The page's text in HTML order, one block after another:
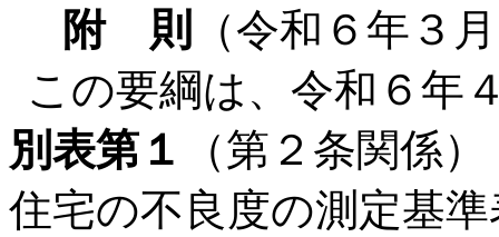
附 則
（令和６年３
この要綱は、令和６年
別表第１
（第２条関係）
住宅の不良度の測定基